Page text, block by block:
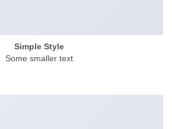
Simple Style
Some smaller text